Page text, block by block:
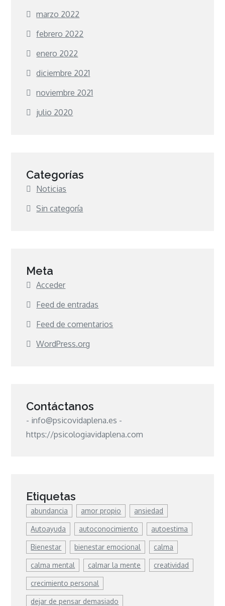
marzo 2022
febrero 2022
enero 2022
diciembre 2021
noviembre 2021
julio 2020
Categorías
Noticias
Sin categoría
Meta
Acceder
Feed de entradas
Feed de comentarios
WordPress.org
Contáctanos
- info@psicovidaplena.es -
https://psicologiavidaplena.com
Etiquetas
abundancia amor propio ansiedad
Autoayuda autoconocimiento autoestima
Bienestar bienestar emocional calma
calma mental calmar la mente creatividad
crecimiento personal
dejar de pensar demasiado